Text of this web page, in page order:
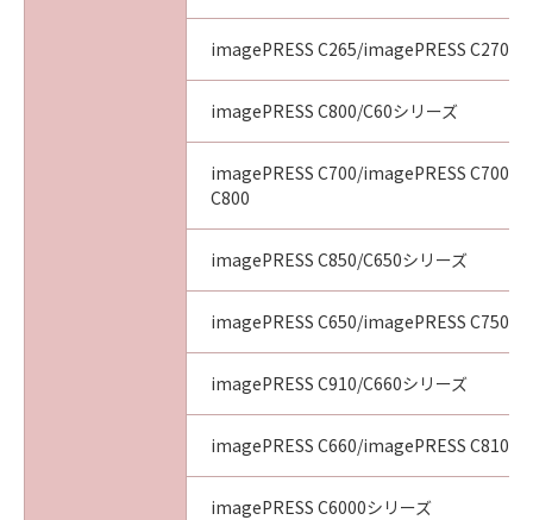
imagePRESS C265/imagePRESS C270
imagePRESS C800/C60シリーズ
imagePRESS C700/imagePRESS C700L/
C800
imagePRESS C850/C650シリーズ
imagePRESS C650/imagePRESS C750/
imagePRESS C910/C660シリーズ
imagePRESS C660/imagePRESS C810/
imagePRESS C6000シリーズ